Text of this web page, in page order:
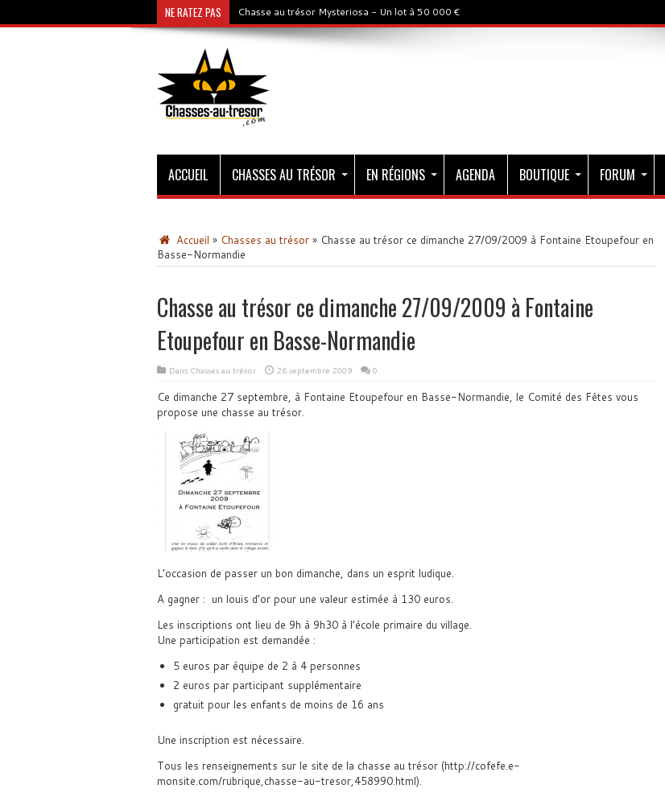
NE RATEZ PAS Chasse au trésor Mysteriosa - Un lot à 50 000 €
ACCUEIL CHASSES AU TRÉSOR EN RÉGIONS AGENDA BOUTIQUE FORUM
Accueil » Chasses au trésor » Chasse au trésor ce dimanche 27/09/2009 à Fontaine Etoupefour en
Basse-Normandie
Chasse au trésor ce dimanche 27/09/2009 à Fontaine
Etoupefour en Basse-Normandie
Dans Chasses au trésor 26 septembre 2009 0
Ce dimanche 27 septembre, à Fontaine Etoupefour en Basse-Normandie, le Comité des Fêtes vous
propose une chasse au trésor.
L’occasion de passer un bon dimanche, dans un esprit ludique.
A gagner : un louis d’or pour une valeur estimée à 130 euros.
Les inscriptions ont lieu de 9h à 9h30 à l’école primaire du village.
Une participation est demandée :
5 euros par équipe de 2 à 4 personnes
2 euros par participant supplémentaire
gratuit pour les enfants de moins de 16 ans
Une inscription est nécessaire.
Tous les renseignements sur le site de la chasse au trésor (http://cofefe.e-
monsite.com/rubrique,chasse-au-tresor,458990.html).